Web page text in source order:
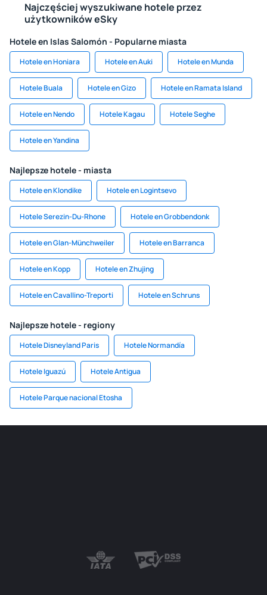
Najczęściej wyszukiwane hotele przez
użytkowników eSky
Hotele en Islas Salomón - Popularne miasta
Hotele en Honiara Hotele en Auki Hotele en Munda
Hotele Buala Hotele en Gizo Hotele en Ramata Island
Hotele en Nendo Hotele Kagau Hotele Seghe
Hotele en Yandina
Najlepsze hotele - miasta
Hotele en Klondike Hotele en Logintsevo
Hotele Serezin-Du-Rhone Hotele en Grobbendonk
Hotele en Glan-Münchweiler Hotele en Barranca
Hotele en Kopp Hotele en Zhujing
Hotele en Cavallino-Treporti Hotele en Schruns
Najlepsze hotele - regiony
Hotele Disneyland Paris Hotele Normandía
Hotele Iguazú Hotele Antigua
Hotele Parque nacional Etosha